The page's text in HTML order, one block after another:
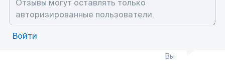
Войти
Вы